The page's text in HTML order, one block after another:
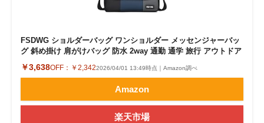
FSDWG ショルダーバッグ ワンショルダー メッセンジャーバッ
グ 斜め掛け 肩がけバッグ 防水 2way 通勤 通学 旅行 アウトドア
￥3,638OFF： ￥2,3422026/04/01 13:49時点｜Amazon調べ
Amazon
楽天市場